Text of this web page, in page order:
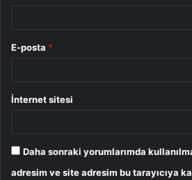
E-posta *
İnternet sitesi
Daha sonraki yorumlarımda
adresim ve site adresim bu tarayıcıya